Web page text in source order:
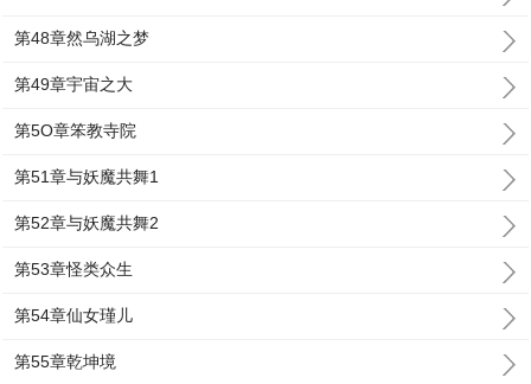
第48章然乌湖之梦
第49章宇宙之大
第5O章笨教寺院
第51章与妖魔共舞1
第52章与妖魔共舞2
第53章怪类众生
第54章仙女瑾儿
第55章乾坤境